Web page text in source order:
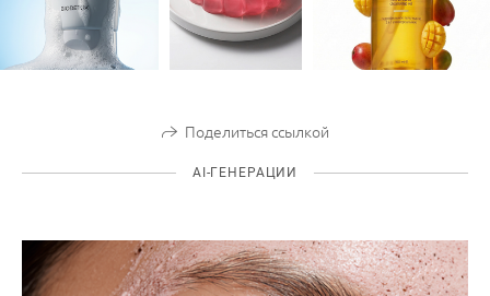
Поделиться ссылкой
AI-ГЕНЕРАЦИИ